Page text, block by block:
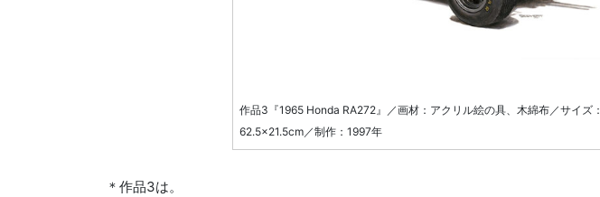
作品3『1965 Honda RA272』／画材：アクリル絵の具、木綿布／サイズ：
62.5×21.5cm／制作：1997年
＊作品3は。